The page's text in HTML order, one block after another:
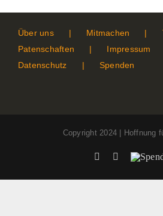
Über uns Mitmachen
Patenschaften
Impressum
Datenschutz
Spenden
Copyright 2024 | Hoffnung
FacebookInstagram